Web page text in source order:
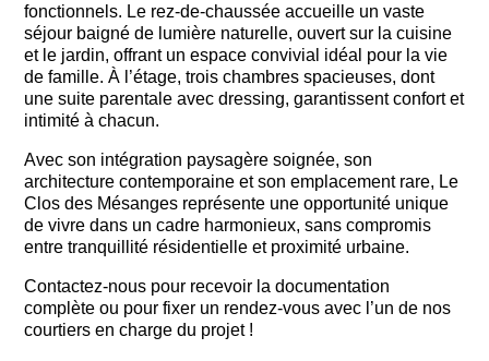
fonctionnels. Le rez-de-chaussée accueille un vaste
séjour baigné de lumière naturelle, ouvert sur la cuisine
et le jardin, offrant un espace convivial idéal pour la vie
de famille. À l’étage, trois chambres spacieuses, dont
une suite parentale avec dressing, garantissent confort et
intimité à chacun.
Avec son intégration paysagère soignée, son
architecture contemporaine et son emplacement rare, Le
Clos des Mésanges représente une opportunité unique
de vivre dans un cadre harmonieux, sans compromis
entre tranquillité résidentielle et proximité urbaine.
Contactez-nous pour recevoir la documentation
complète ou pour fixer un rendez-vous avec l’un de nos
courtiers en charge du projet !